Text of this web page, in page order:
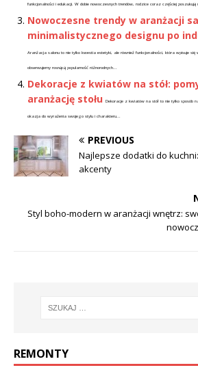
funkcjonalności i edukacji. W dobie nowoczesnych trendów, rodzice coraz częściej
Nowoczesne trendy w aranżacji
minimalistycznego designu po
Aranżacja salonu to nie tylko kwestia estetyki, ale również funkcjonalności, która wpisuje
obserwujemy rosnącą popularność różnorodnych...
Dekoracje z kwiatów na stół:
aranżację stołu
Dekoracje z kwiatów na stół to nie tylko sposób
okazja do wyrażenia swojego stylu i charakteru...
PREVIOUS
Najlepsze dodatki do
akcenty
Styl boho-modern w aranżacji wnętrz:
REMONTY